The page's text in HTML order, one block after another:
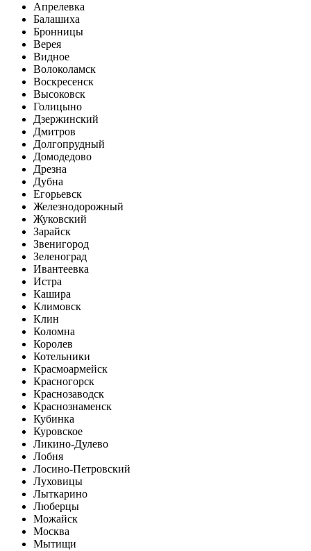
Апрелевка
Балашиха
Бронницы
Верея
Видное
Волоколамск
Воскресенск
Высоковск
Голицыно
Дзержинский
Дмитров
Долгопрудный
Домодедово
Дрезна
Дубна
Егорьевск
Железнодорожный
Жуковский
Зарайск
Звенигород
Зеленоград
Ивантеевка
Истра
Кашира
Климовск
Клин
Коломна
Королев
Котельники
Красмоармейск
Красногорск
Краснозаводск
Краснознаменск
Кубинка
Куровское
Ликино-Дулево
Лобня
Лосино-Петровский
Луховицы
Лыткарино
Люберцы
Можайск
Москва
Мытищи